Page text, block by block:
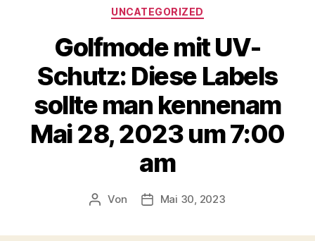
Deine
Plattform
für
Golfbegeisterte!
Kategorien
UNCATEGORIZED
Golfmode mit UV-
Schutz: Diese Labels
sollte man kennenam
Mai 28, 2023 um 7:00
am
Beitragsautor
Von Veröffentlichungsdatum
Mai 30, 2023